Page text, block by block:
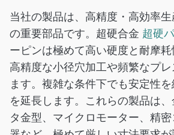
当社の製品は、高精度・高効率
の重要部品です。超硬合金 超硬
ーピンは極めて高い硬度と耐摩耗
高精度な小径穴加工や頻繁なプ
ます。複雑な条件下でも安定性
を延長します。これらの製品は
タ金型、マイクロモーター、精